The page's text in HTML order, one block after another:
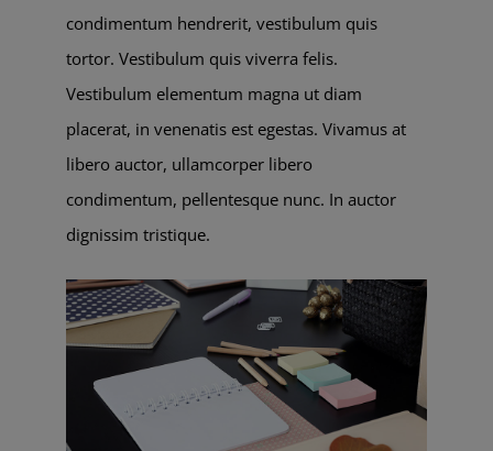
condimentum hendrerit, vestibulum quis
tortor. Vestibulum quis viverra felis.
Vestibulum elementum magna ut diam
placerat, in venenatis est egestas. Vivamus at
libero auctor, ullamcorper libero
condimentum, pellentesque nunc. In auctor
dignissim tristique.